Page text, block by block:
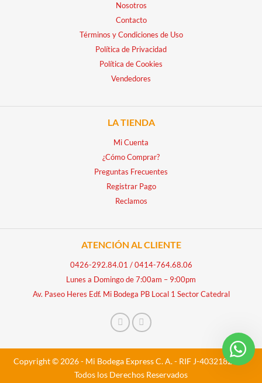
Nosotros
Contacto
Términos y Condiciones de Uso
Política de Privacidad
Política de Cookies
Vendedores
LA TIENDA
Mi Cuenta
¿Cómo Comprar?
Preguntas Frecuentes
Registrar Pago
Reclamos
ATENCIÓN AL CLIENTE
0426-292.84.01 /0414-764.68.06
Lunes a Domingo de 7:00am – 9:00pm
Av. Paseo Heres Edf. Mi Bodega PB Local 1 Sector Catedral
Copyright © 2026 - Mi Bodega Express C. A. - RIF J-40321828-5 -
Todos los Derechos Reservados